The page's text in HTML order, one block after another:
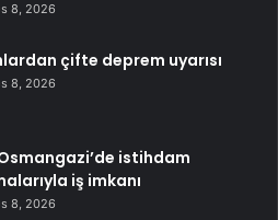
8, 2026
çifte deprem uyarısı
8, 2026
istihdam
iş imkanı
8, 2026